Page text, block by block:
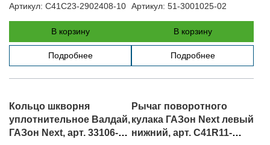
Артикул: C41C23-2902408-10
В корзину
Подробнее
Артикул: 51-3001025-02
В корзину
Подробнее
Кольцо шкворня
уплотнительное Валдай,
ГАЗон Next, арт. 33106-
Рычаг поворотного
кулака ГАЗон Next левый
нижний, арт. C41R11-